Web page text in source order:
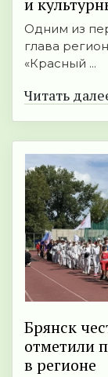
и
Одним из
глава
«Красный ...
Читать
Брянск
отметили
в регионе